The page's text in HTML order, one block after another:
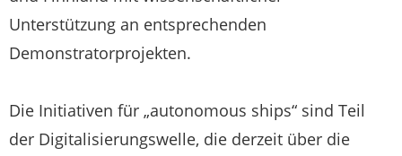
Unterstützung an entsprechenden
Demonstratorprojekten.
Die Initiativen für „autonomous ships“ sind Teil
der Digitalisierungswelle, die derzeit über die